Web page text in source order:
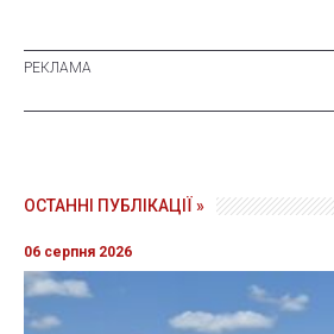
ОСТАННІ ПУБЛІКАЦІЇ »
06 серпня 2026